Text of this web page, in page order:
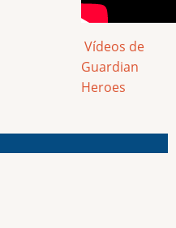
Vídeos de
Guardian
Heroes